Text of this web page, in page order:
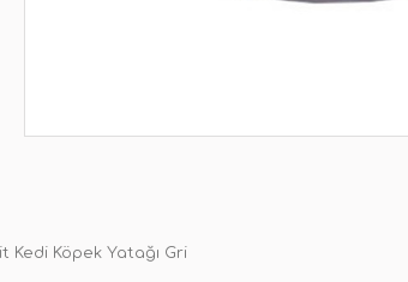
Kedi Köpek Yatağı Gri